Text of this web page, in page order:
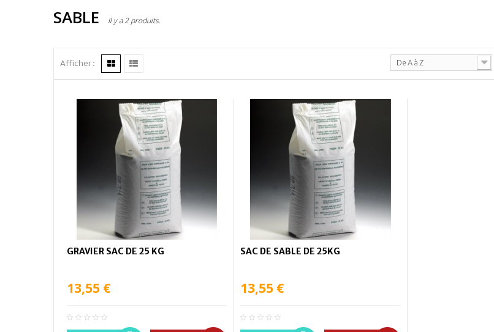
SABLE Il y a 2 produits.
Afficher : De A à Z
GRAVIER SAC DE 25 KG
13,55 €
SAC DE SABLE DE 25KG
13,55 €